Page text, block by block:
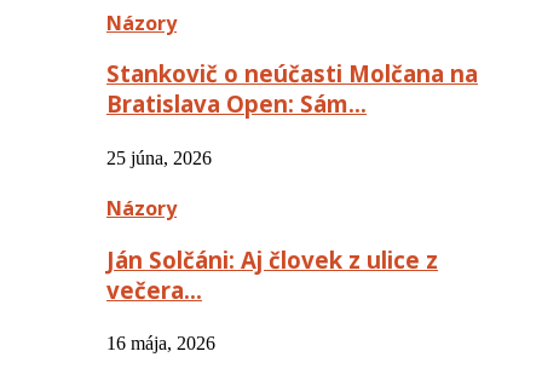
Názory
Stankovič o neúčasti Molčana na
Bratislava Open: Sám…
25 júna, 2026
Názory
Ján Solčáni: Aj človek z ulice z
večera…
16 mája, 2026